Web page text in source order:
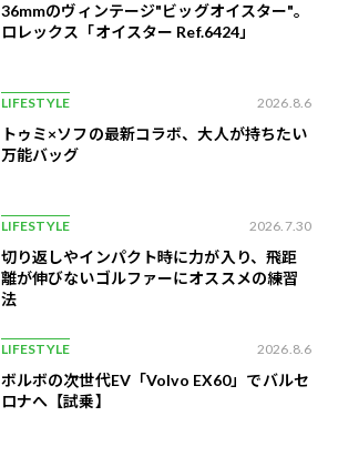
36mmのヴィンテージ"ビッグオイスター"。
ロレックス「オイスター Ref.6424」
LIFESTYLE 2026.8.6
トゥミ×ソフの最新コラボ、大人が持ちたい
万能バッグ
LIFESTYLE 2026.7.30
切り返しやインパクト時に力が入り、飛距
離が伸びないゴルファーにオススメの練習
法
LIFESTYLE 2026.8.6
ボルボの次世代EV「Volvo EX60」でバルセ
ロナへ【試乗】